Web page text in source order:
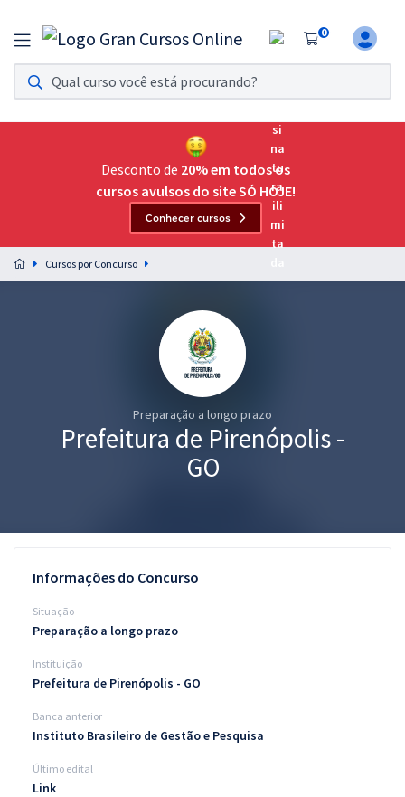
0
Assinatura Ilimitada 11
Acesso a todos os cursos. Teste grátis por 7 dias!
Assinatura OAB Até Passar
Acesso ilimitado a toda preparação para o Exame da
Preparação completa e intensiva para as principais
residências em saúde do Brasil
Conteúdo gratuito
Blog
Desconto de 20% em todos os
cursos avulsos do site SÓ HOJE!
Conhecer cursos
Cursos por Concurso
Preparação a longo prazo
Prefeitura de Pirenópolis -
GO
Informações do Concurso
Situação
Preparação a longo prazo
Instituição
Prefeitura de Pirenópolis - GO
Banca anterior
Instituto Brasileiro de Gestão e Pesquisa
Último edital
Link